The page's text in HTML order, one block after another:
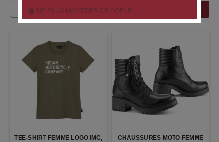
TEE-SHIRT FEMME LOGO IMC,
CHAUSSURES MOTO FEMME
NE PLUS MONTRER CE POPUP.